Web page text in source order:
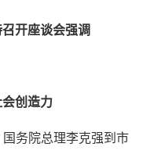
开座谈会强调
创造力
务院总理李克强到市